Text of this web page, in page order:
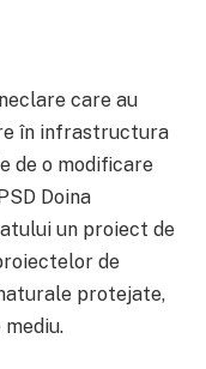
care au
în infrastructura
de o modificare
Doina
un proiect de
de
protejate,